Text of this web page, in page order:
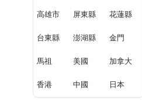
高雄市 屏東縣 花蓮縣
台東縣 澎湖縣 金門
馬祖 美國 加拿大
香港 中國 日本